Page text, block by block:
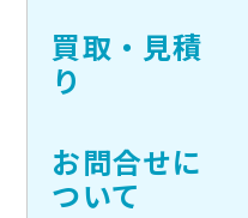
買取・見積
り
お問合せに
ついて